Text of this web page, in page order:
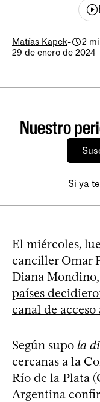
Matías Kapek-
2
29 de enero de 2024
Nuestro
Si ya
El miércoles,
canciller Omar
Diana
países
canal de
Según supo la
cercanas a la
Río de la Plata
Argentina